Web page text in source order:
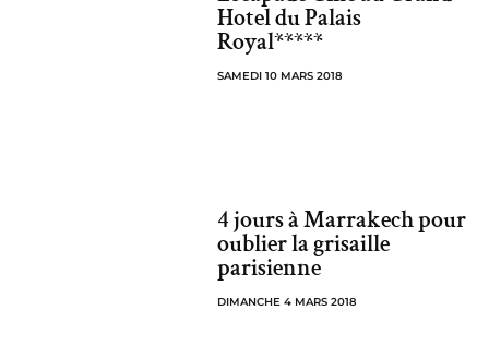
Hotel du Palais
Royal*****
SAMEDI 10 MARS 2018
4 jours à Marrakech pour
oublier la grisaille
parisienne
DIMANCHE 4 MARS 2018